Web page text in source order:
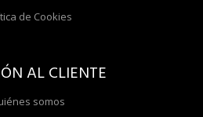
de Cookies
AL CLIENTE
somos